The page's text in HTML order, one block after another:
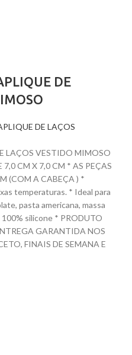
DE
DE LAÇOS
LAÇOS VESTIDO MIMOSO
CM X 7,0 CM * AS PEÇAS
(COM A CABEÇA ) *
temperaturas. * Ideal para
pasta americana, massa
silicone * PRODUTO
GARANTIDA NOS
FINAIS DE SEMANA E